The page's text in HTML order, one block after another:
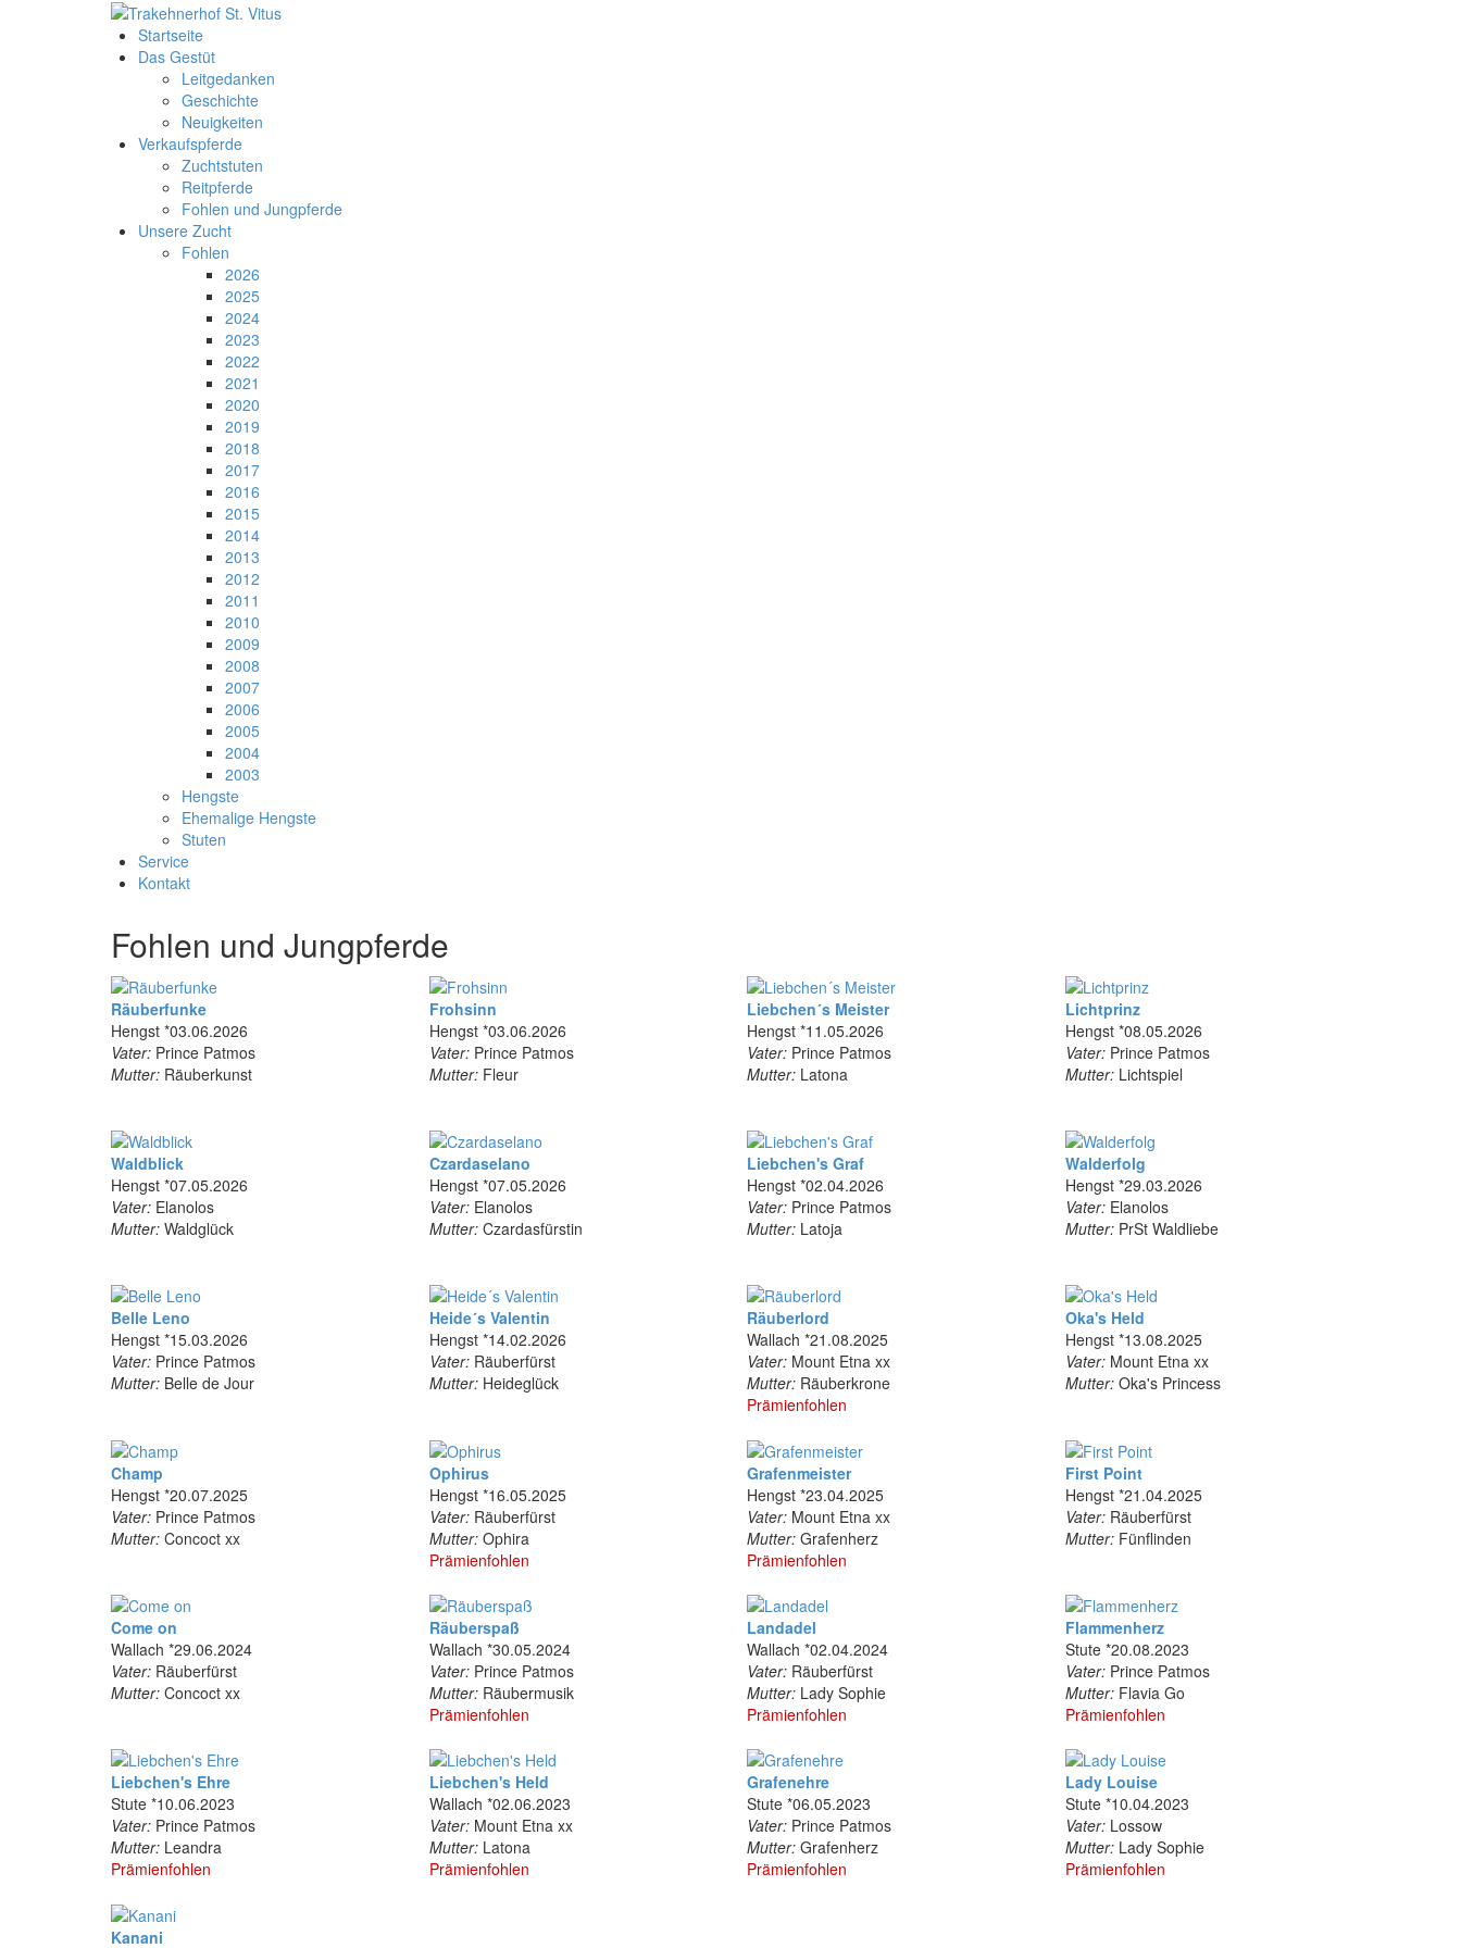
Startseite
Das Gestüt
Leitgedanken
Geschichte
Neuigkeiten
Verkaufspferde
Zuchtstuten
Reitpferde
Fohlen und Jungpferde
Unsere Zucht
Fohlen
2026
2025
2024
2023
2022
2021
2020
2019
2018
2017
2016
2015
2014
2013
2012
2011
2010
2009
2008
2007
2006
2005
2004
2003
Hengste
Ehemalige Hengste
Stuten
Service
Kontakt
Fohlen und Jungpferde
Räuberfunke
Hengst *03.06.2026
Vater: Prince Patmos
Mutter: Räuberkunst
Frohsinn
Hengst *03.06.2026
Vater:Prince Patmos
Mutter:Fleur
Liebchen´s Meister
Hengst *11.05.2026
Vater: Prince Patmos
Mutter: Latona
Lichtprinz
Hengst *08.05.2026
Vater:Prince Patmos
Mutter:Lichtspiel
Waldblick
Hengst *07.05.2026
Vater: Elanolos
Mutter: Waldglück
Czardaselano
Hengst *07.05.2026
Vater:Elanolos
Mutter:Czardasfürstin
Liebchen's Graf
Hengst *02.04.2026
Vater: Prince Patmos
Mutter: Latoja
Walderfolg
Hengst *29.03.2026
Vater:Elanolos
Mutter:PrSt Waldliebe
Belle Leno
Hengst *15.03.2026
Vater: Prince Patmos
Mutter: Belle de Jour
Heide´s Valentin
Hengst *14.02.2026
Vater:Räuberfürst
Mutter:Heideglück
Räuberlord
Wallach *21.08.2025
Vater: Mount Etna xx
Mutter: Räuberkrone
Prämienfohlen
Oka's Held
Hengst *13.08.2025
Vater:Mount Etna xx
Mutter:Oka's Princess
Champ
Hengst *20.07.2025
Vater: Prince Patmos
Mutter: Concoct xx
Ophirus
Hengst *16.05.2025
Vater:Räuberfürst
Mutter:Ophira
Prämienfohlen
Grafenmeister
Hengst *23.04.2025
Vater: Mount Etna xx
Mutter: Grafenherz
Prämienfohlen
First Point
Hengst *21.04.2025
Vater:Räuberfürst
Mutter:Fünflinden
Come on
Wallach *29.06.2024
Vater: Räuberfürst
Mutter: Concoct xx
Räuberspaß
Wallach *30.05.2024
Vater:Prince Patmos
Mutter:Räubermusik
Prämienfohlen
Landadel
Wallach *02.04.2024
Vater: Räuberfürst
Mutter: Lady Sophie
Prämienfohlen
Flammenherz
Stute *20.08.2023
Vater:Prince Patmos
Mutter:Flavia Go
Prämienfohlen
Liebchen's Ehre
Stute *10.06.2023
Vater: Prince Patmos
Mutter: Leandra
Prämienfohlen
Liebchen's Held
Wallach *02.06.2023
Vater:Mount Etna xx
Mutter:Latona
Prämienfohlen
Grafenehre
Stute *06.05.2023
Vater: Prince Patmos
Mutter: Grafenherz
Prämienfohlen
Lady Louise
Stute *10.04.2023
Vater:Lossow
Mutter:Lady Sophie
Prämienfohlen
Kanani